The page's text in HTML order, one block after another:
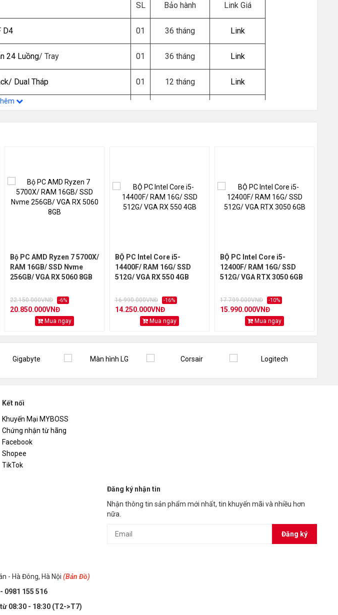
SL Bảo hành Link Giá
D4 01 36 tháng Link
24 Luồng/ Tray 01 36 tháng Link
Dual Tháp 01 12 tháng Link
01 36 tháng Link
3 Fan Led RGB) 01 Link
Tai nghe DareU 416 RGB
cau-hoi-khi-mua-pc-tai-myboss-a14.html
Bộ PC AMD Ryzen 7 5700X/
RAM 16GB/ SSD Nvme
256GB/ VGA RX 5060 8GB
22.150.000VNĐ -6%
20.850.000VNĐ
Mua ngay
BỘ PC Intel Core i5-
14400F/ RAM 16G/ SSD
512G/ VGA RX 550 4GB
16.990.000VNĐ -16%
14.250.000VNĐ
Mua ngay
BỘ PC Intel Core i5-
12400F/ RAM 16G/ SSD
512G/ VGA RTX 3050 6GB
17.799.000VNĐ -10%
15.990.000VNĐ
Mua ngay
Kết nối
Khuyến Mại MYBOSS
Chứng nhận từ hãng
Facebook
Shopee
TikTok
Đăng ký nhận tin
Nhận thông tin sản phẩm mới nhất, tin khuyến mãi và nhiều hơn
nữa.
Đăng ký
- Hà Đông, Hà Nội (Bản Đồ)
​0981 155 516
08:30 - 18:30 (T2->T7)